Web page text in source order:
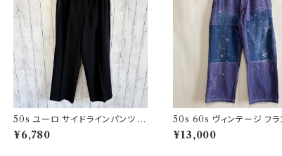
50s ユーロ サイドラインパンツ ウ
ールパンツ ワイドスラックドレスパ
ンツ
¥6,780
50s 60s ヴィンテージ フラ
ワークパンツ ペンキ パッチ
¥13,000